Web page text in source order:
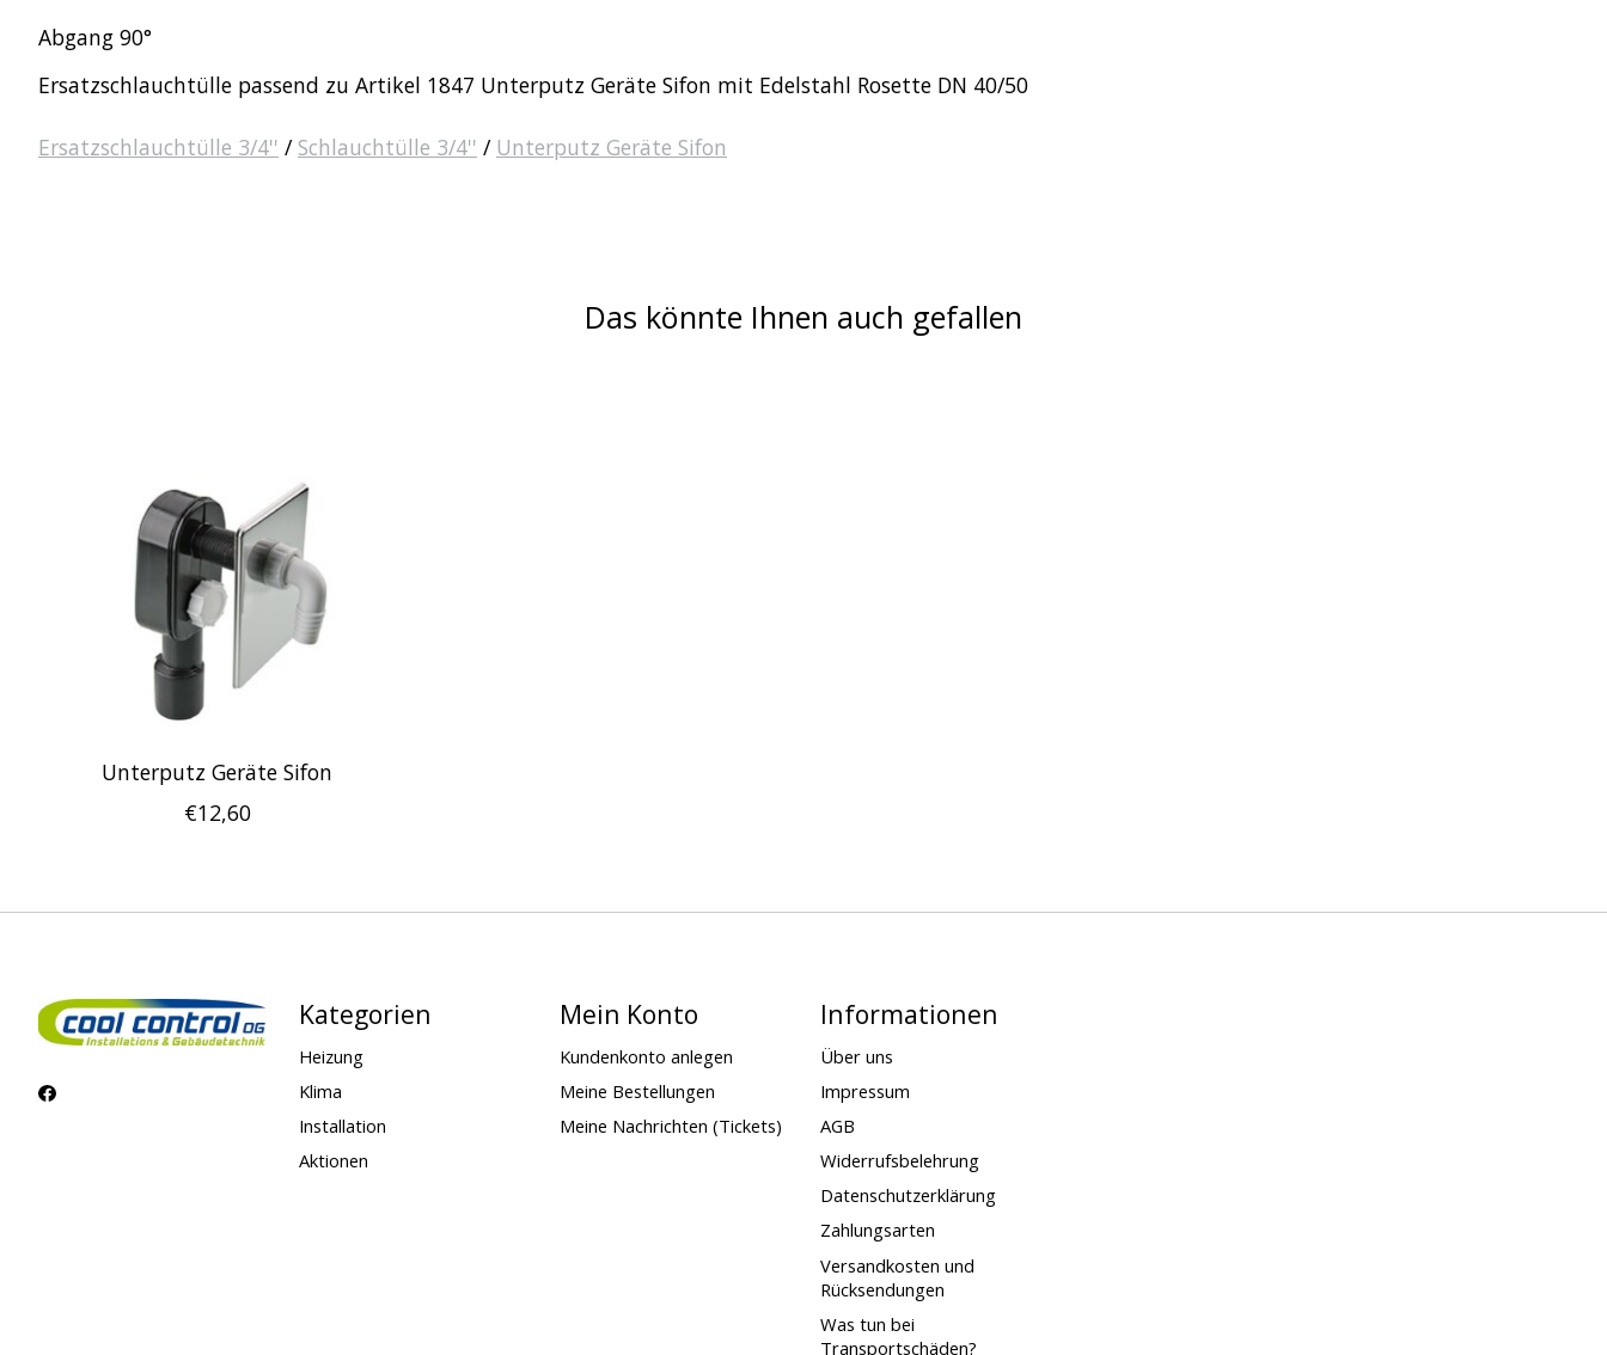
Abgang 90°
Ersatzschlauchtülle passend zu Artikel 1847 Unterputz Geräte Sifon mit Edelstahl Rosette DN 40/50
Ersatzschlauchtülle 3/4'' /Schlauchtülle 3/4'' / Unterputz Geräte Sifon
Das könnte Ihnen auch gefallen
Unterputz Geräte Sifon
€12,60
Kategorien
Heizung
Klima
Installation
Aktionen
Mein Konto
Kundenkonto anlegen
Meine Bestellungen
Meine Nachrichten (Tickets)
Informationen
Über uns
Impressum
AGB
Widerrufsbelehrung
Datenschutzerklärung
Zahlungsarten
Versandkosten und
Rücksendungen
Was tun bei
Transportschäden?